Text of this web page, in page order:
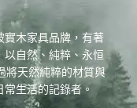
實木家具品牌，有著
以自然、純粹、永恒
將天然純粹的材質與
生活的記錄者。